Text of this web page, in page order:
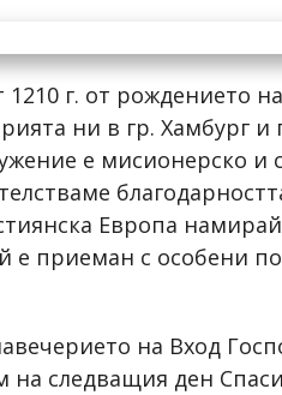
г. от рождението
ни в гр. Хамбург
е мисионерско и
Европа
приеман с особени
на Вход
следващия ден